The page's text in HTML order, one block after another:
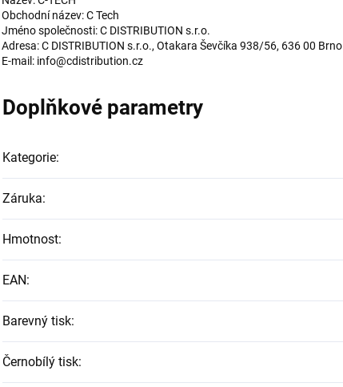
Obchodní název: C Tech
Jméno společnosti: C DISTRIBUTION s.r.o.
Adresa: C DISTRIBUTION s.r.o., Otakara Ševčíka 938/56, 636 00 Brno
E-mail: info@cdistribution.cz
Doplňkové parametry
Kategorie:
Záruka:
Hmotnost:
EAN:
Barevný tisk:
Černobílý tisk: